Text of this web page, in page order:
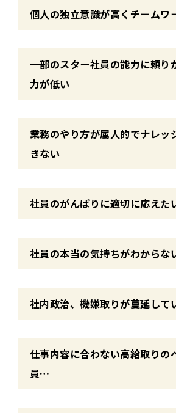
個人の独立意識が高くチームワ
一部のスター社員の能力に頼り
力が低い
業務のやり方が属人的でナレッ
きない
社員のがんばりに適切に応えた
社員の本当の気持ちがわからな
社内政治、機嫌取りが蔓延して
仕事内容に合わない高給取りの
員…